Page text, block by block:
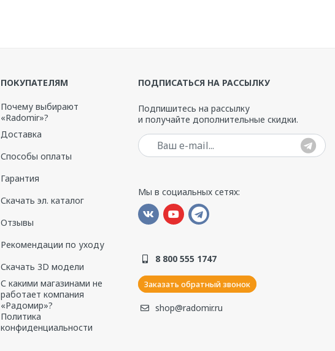
ПОКУПАТЕЛЯМ
Почему выбирают
«Radomir»?
Доставка
Способы оплаты
Гарантия
Скачать эл. каталог
Отзывы
Рекомендации по уходу
Скачать 3D модели
С какими магазинами не
работает компания
«Радомир»?
Политика
конфиденциальности
ПОДПИСАТЬСЯ НА РАССЫЛКУ
Подпишитесь на рассылку
и получайте дополнительные скидки.
Ваш e-mail
Мы в социальных сетях:
8 800 555 1747
Заказать обратный звонок
shop@radomir.ru